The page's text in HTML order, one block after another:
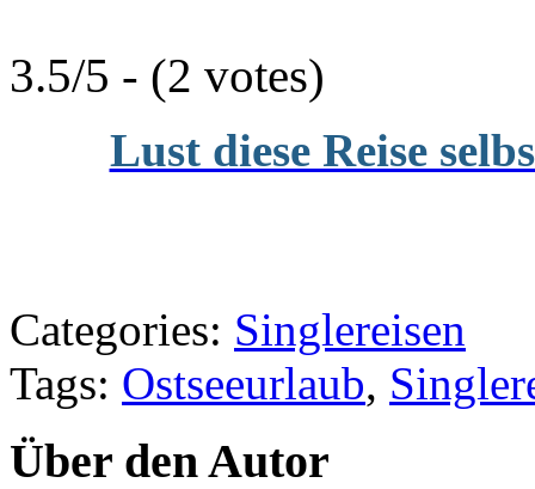
3.5/5 - (2 votes)
Lust diese Reise
Categories: Singlereisen
Tags: Ostseeurlaub,
Über den Autor